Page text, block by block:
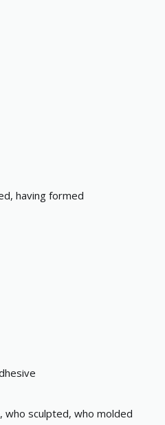
having formed
who sculpted, who molded